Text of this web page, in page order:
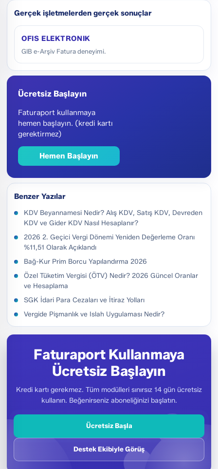
Gerçek işletmelerden gerçek sonuçlar
OFIS ELEKTRONIK
GIB e-Arşiv Fatura deneyimi.
Ücretsiz Başlayın
Faturaport kullanmaya
hemen başlayın. (kredi kartı
gerektirmez)
Hemen Başlayın
Benzer Yazılar
KDV Beyannamesi Nedir? Alış KDV, Satış KDV, Devreden
KDV ve Gider KDV Nasıl Hesaplanır?
2026 2. Geçici Vergi Dönemi Yeniden Değerleme Oranı
%11,51 Olarak Açıklandı
Bağ-Kur Prim Borcu Yapılandırma 2026
Özel Tüketim Vergisi (ÖTV) Nedir? 2026 Güncel Oranlar
ve Hesaplama
SGK İdari Para Cezaları ve İtiraz Yolları
Vergide Pişmanlık ve Islah Uygulaması Nedir?
Faturaport Kullanmaya
Ücretsiz Başlayın
Kredi kartı gerekmez. Tüm modülleri sınırsız 14 gün ücretsiz
kullanın. Beğenirseniz aboneliğinizi başlatın.
Ücretsiz Başla
Destek Ekibiyle Görüş